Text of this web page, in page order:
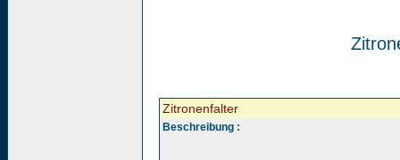
Zitronenfalter
Beschreibung :